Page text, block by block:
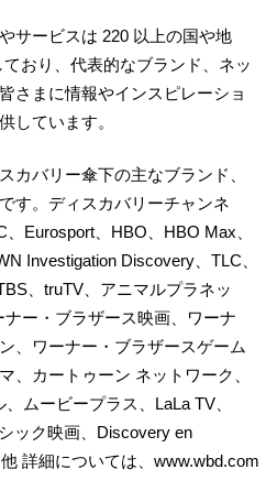
サービスは 220 以上の国や地
おり、代表的なブランド、ネッ
さまに情報やインスピレーショ
しています。
カバリー傘下の主なブランド、
す。ディスカバリーチャンネ
Eurosport、HBO、HBO Max、
Investigation Discovery、TLC、
、truTV、アニマルプラネッ
ナー・ブラザース映画、ワーナ
、ワーナー・ブラザースゲーム
、カートゥーン ネットワーク、
ムービープラス、LaLa TV、
ック映画、Discovery en
詳細については、www.wbd.com